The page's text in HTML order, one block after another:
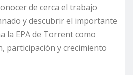
de cerca el trabajo
y descubrir el importante
la EPA de Torrent como
participación y crecimiento